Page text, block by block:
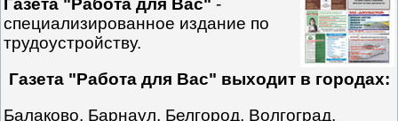
Газета "Работа для Вас" -
специализированное издание по
трудоустройству.
Газета "Работа для Вас" выходит в городах:
Балаково, Барнаул, Белгород, Волгоград,